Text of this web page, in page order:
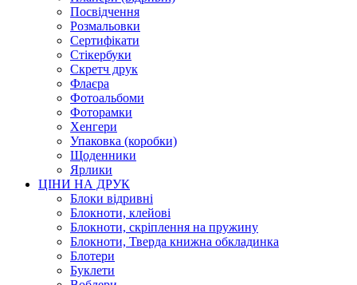
Посвідчення
Розмальовки
Сертифікати
Стікербуки
Скретч друк
Флаєра
Фотоальбоми
Фоторамки
Хенгери
Упаковка (коробки)
Щоденники
Ярлики
ЦІНИ НА ДРУК
Блоки відривні
Блокноти, клейові
Блокноти, скріплення на пружину
Блокноти, Тверда книжна обкладинка
Блотери
Буклети